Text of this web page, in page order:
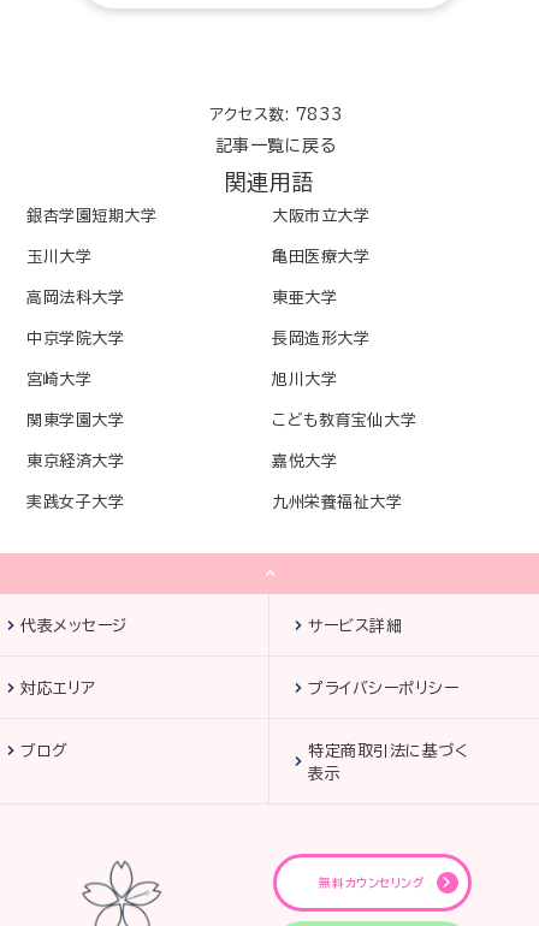
アクセス数: 7833
記事一覧に戻る
関連用語
銀杏学園短期大学 大阪市立大学
玉川大学 亀田医療大学
高岡法科大学 東亜大学
中京学院大学 長岡造形大学
宮崎大学 旭川大学
関東学園大学 こども教育宝仙大学
東京経済大学 嘉悦大学
実践女子大学 九州栄養福祉大学
代表メッセージ サービス詳細
対応エリア プライバシーポリシー
ブログ
特定商取引法に基づく
表示
無料カウンセリング